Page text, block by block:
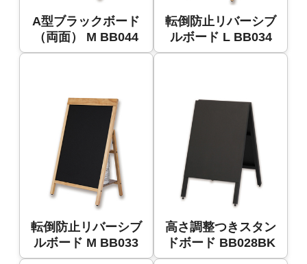
A型ブラックボード
（両面） M BB044
転倒防止リバーシブ
ルボード L BB034
転倒防止リバーシブ
ルボード M BB033
高さ調整つきスタン
ドボード BB028BK